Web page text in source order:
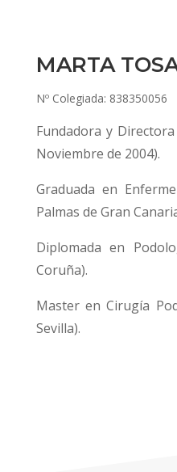
MARTA
Nº Colegiada: 838350056
Fundadora y
Noviembre de 2004).
Graduada en
Palmas de Gran
Diplomada en
Coruña).
Master en Cirugía
Sevilla).